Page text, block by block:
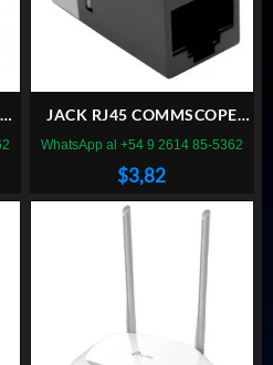
JACK RJ45 COMMSCOPE
CAT5E BLK
$3,82
WhatsApp al +54 9 2614 85-5362